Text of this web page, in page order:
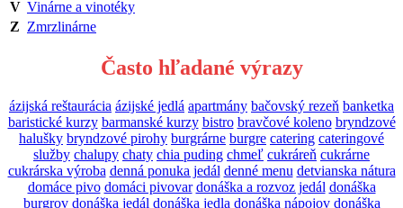
V Vinárne a vinotéky
Z Zmrzlinárne
Často hľadané výrazy
ázijská reštaurácia ázijské jedlá apartmány bačovský rezeň banketka
baristické kurzy barmanské kurzy bistro bravčové koleno bryndzové
halušky bryndzové pirohy burgrárne burgre catering cateringové
služby chalupy chaty chia puding chmeľ cukráreň cukrárne
cukrárska výroba denná ponuka jedál denné menu detvianska nátura
domáce pivo domáci pivovar donáška a rozvoz jedál donáška
burgrov donáška jedál donáška jedla donáška nápojov donáška